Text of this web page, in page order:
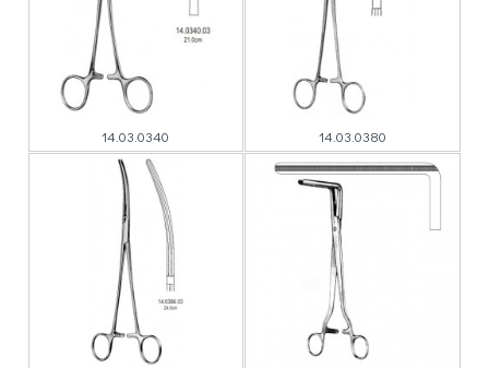
14.03.0340 14.03.0380